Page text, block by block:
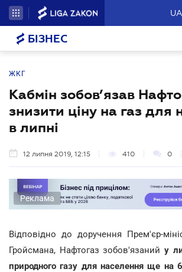
UA
БІЗНЕС
ЖКГ
Кабмін зобов’язав
знизити ціну на газ для
в липні
12 липня 2019, 12:15 410 0
Реклама
Відповідно до доручення Прем'єр-
Гройсмана, Нафтогаз зобов'язаний у
природного газу для населення ще на